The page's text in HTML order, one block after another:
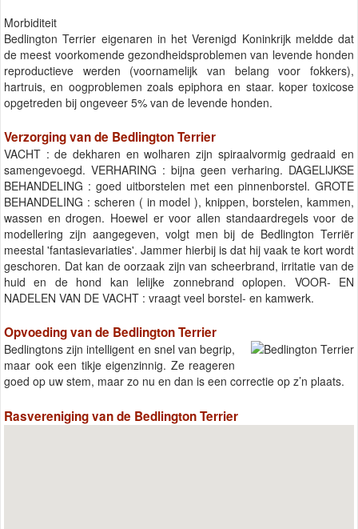
Morbiditeit
Bedlington Terrier eigenaren in het Verenigd Koninkrijk meldde dat
de meest voorkomende gezondheidsproblemen van levende honden
reproductieve werden (voornamelijk van belang voor fokkers),
hartruis, en oogproblemen zoals epiphora en staar. koper toxicose
opgetreden bij ongeveer 5% van de levende honden.
Verzorging van de Bedlington Terrier
VACHT : de dekharen en wolharen zijn spiraalvormig gedraaid en
samengevoegd. VERHARING : bijna geen verharing. DAGELIJKSE
BEHANDELING : goed uitborstelen met een pinnenborstel. GROTE
BEHANDELING : scheren ( in model ), knippen, borstelen, kammen,
wassen en drogen. Hoewel er voor allen standaardregels voor de
modellering zijn aangegeven, volgt men bij de Bedlington Terriër
meestal 'fantasievariaties'. Jammer hierbij is dat hij vaak te kort wordt
geschoren. Dat kan de oorzaak zijn van scheerbrand, irritatie van de
huid en de hond kan lelijke zonnebrand oplopen. VOOR- EN
NADELEN VAN DE VACHT : vraagt veel borstel- en kamwerk.
Opvoeding van de Bedlington Terrier
Bedlingtons zijn intelligent en snel van begrip,
maar ook een tikje eigenzinnig. Ze reageren
goed op uw stem, maar zo nu en dan is een correctie op z’n plaats.
Rasvereniging van de Bedlington Terrier